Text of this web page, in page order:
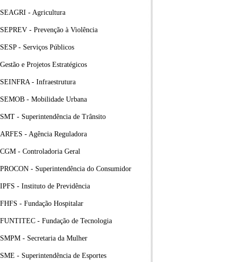
SEAGRI - Agricultura
SEPREV - Prevenção à Violência
SESP - Serviços Públicos
Gestão e Projetos Estratégicos
SEINFRA - Infraestrutura
SEMOB - Mobilidade Urbana
SMT - Superintendência de Trânsito
ARFES - Agência Reguladora
CGM - Controladoria Geral
PROCON - Superintendência do Consumidor
IPFS - Instituto de Previdência
FHFS - Fundação Hospitalar
FUNTITEC - Fundação de Tecnologia
SMPM - Secretaria da Mulher
SME - Superintendência de Esportes